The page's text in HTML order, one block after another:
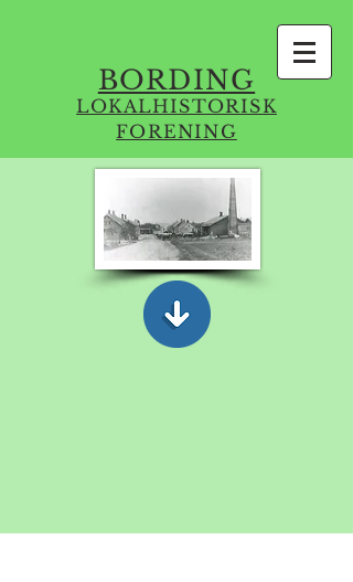
BORDING
LOKALHISTORISK
FORENING